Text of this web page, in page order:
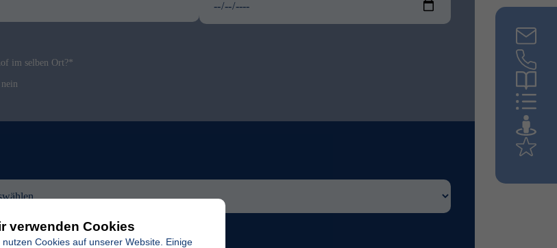
im selben Ort?*
nein
verwenden Cookies
nutzen Cookies auf unserer Website. Einige